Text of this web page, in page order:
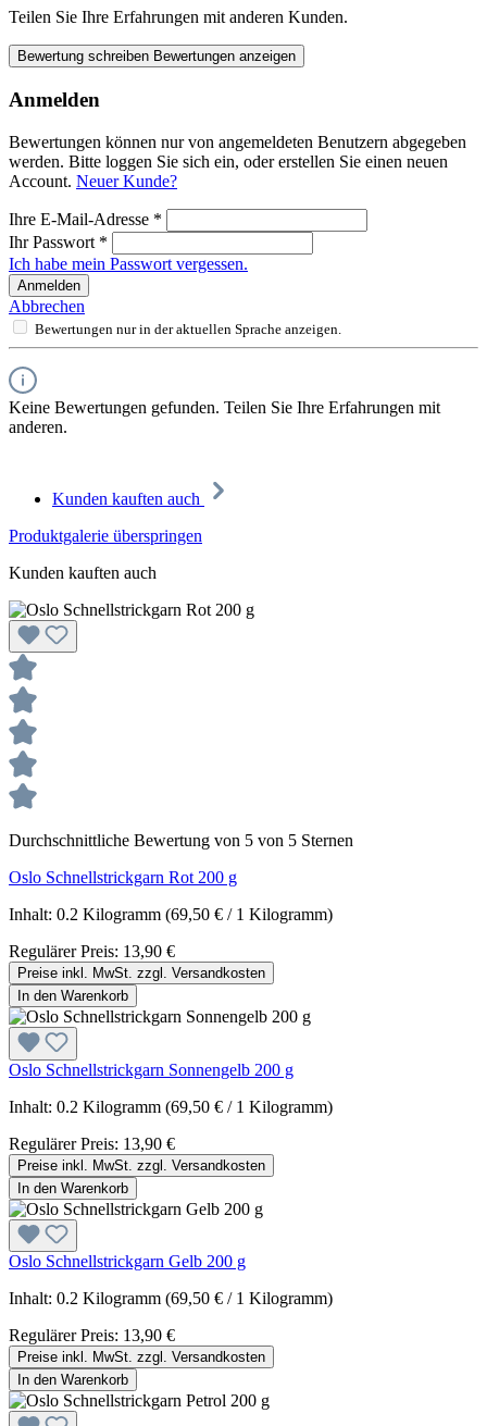
Teilen Sie Ihre Erfahrungen mit anderen Kunden.
Bewertung schreiben Bewertungen anzeigen
Anmelden
Bewertungen können nur von angemeldeten Benutzern abgegeben
werden. Bitte loggen Sie sich ein, oder erstellen Sie einen neuen
Account. Neuer Kunde?
Ihre E-Mail-Adresse *
Ihr Passwort *
Ich habe mein Passwort vergessen.
Anmelden
Abbrechen
Bewertungen nur in der aktuellen Sprache anzeigen.
Keine Bewertungen gefunden. Teilen Sie Ihre Erfahrungen mit
anderen.
Kunden kauften auch
Produktgalerie überspringen
Kunden kauften auch
Durchschnittliche Bewertung von 5 von 5 Sternen
Oslo Schnellstrickgarn Rot 200 g
Inhalt: 0.2 Kilogramm (69,50 € / 1 Kilogramm)
Regulärer Preis: 13,90 €
Preise inkl. MwSt. zzgl. Versandkosten
In den Warenkorb
Oslo Schnellstrickgarn Sonnengelb 200 g
Inhalt: 0.2 Kilogramm (69,50 € / 1 Kilogramm)
Regulärer Preis: 13,90 €
Preise inkl. MwSt. zzgl. Versandkosten
In den Warenkorb
Oslo Schnellstrickgarn Gelb 200 g
Inhalt: 0.2 Kilogramm (69,50 € / 1 Kilogramm)
Regulärer Preis: 13,90 €
Preise inkl. MwSt. zzgl. Versandkosten
In den Warenkorb